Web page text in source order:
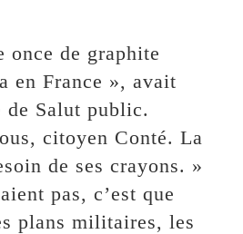
once de graphite
en France », avait
de Salut public.
citoyen Conté. La
de ses crayons. »
pas, c’est que
plans militaires, les